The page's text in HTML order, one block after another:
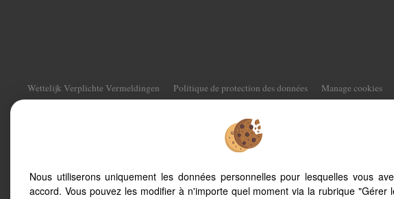
Wettelijk Verplichte Vermeldingen Politique de protection des données
Manage cookies
Gehandhaafde courtages
Toegang eigenaar
smartphone, our site automatically adapts to different
Nous utiliserons uniquement les données personnelles pour lesquelles vous
accord. Vous pouvez les modifier à n'importe quel moment via la rubrique "Gérer